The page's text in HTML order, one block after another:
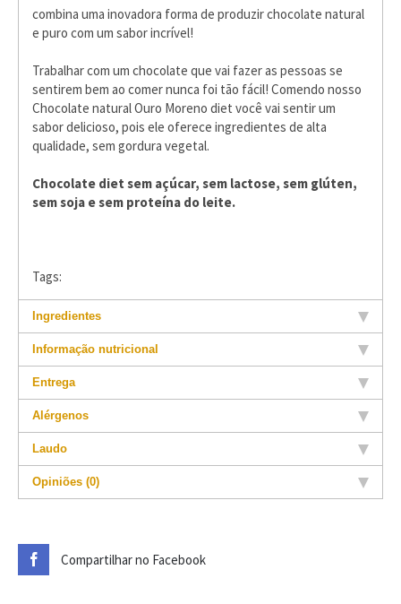
combina uma inovadora forma de produzir chocolate natural
e puro com um sabor incrível!
Trabalhar com um chocolate que vai fazer as pessoas se
sentirem bem ao comer nunca foi tão fácil! Comendo nosso
Chocolate natural Ouro Moreno diet você vai sentir um
sabor delicioso, pois ele oferece ingredientes de alta
qualidade, sem gordura vegetal.
Chocolate diet sem açúcar, sem lactose, sem glúten,
sem soja e sem proteína do leite.
Tags:
Ingredientes
Informação nutricional
Entrega
Alérgenos
Laudo
Opiniões (0)
Compartilhar no Facebook